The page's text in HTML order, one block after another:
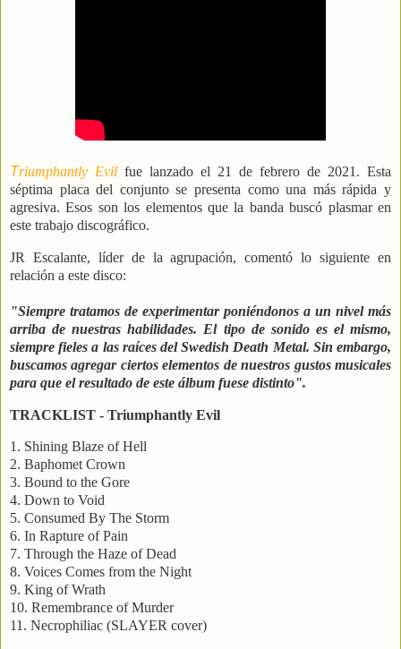
Triumphantly Evil fue lanzado el 21 de febrero de 2021. Esta
séptima placa del conjunto se presenta como una más rápida y
agresiva. Esos son los elementos que la banda buscó plasmar en
este trabajo discográfico.
JR Escalante, líder de la agrupación, comentó lo siguiente en
relación a este disco:
"Siempre tratamos de experimentar poniéndonos a un nivel más
arriba de nuestras habilidades. El tipo de sonido es el mismo,
siempre fieles a las raíces del Swedish Death Metal. Sin embargo,
buscamos agregar ciertos elementos de nuestros gustos musicales
para que el resultado de este álbum fuese distinto".
TRACKLIST - Triumphantly Evil
1. Shining Blaze of Hell
2. Baphomet Crown
3. Bound to the Gore
4. Down to Void
5. Consumed By The Storm
6. In Rapture of Pain
7. Through the Haze of Dead
8. Voices Comes from the Night
9. King of Wrath
10. Remembrance of Murder
11. Necrophiliac (SLAYER cover)